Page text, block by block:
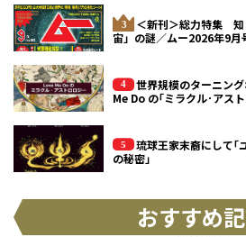
＜新刊＞総力特集 知
宙」の謎／ムー2026年9月
世界規模のターニン
Me Do の｢ミラクル･アス
琉球王家末裔にして｢
の秘密」
おすすめ